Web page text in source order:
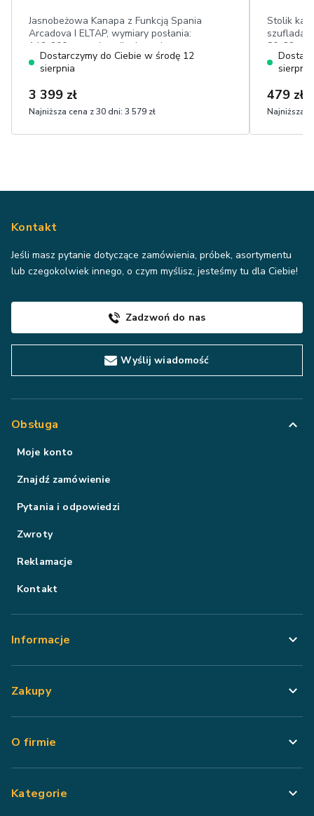
Jasnobeżowa Kanapa z Funkcją Spania
Arcadova I ELTAP, wymiary posłania:
146x200 cm, pojemnik, drewniane
elementy w kolorze buku,przyjemna w
dotyku boucle
Dostarczymy do Ciebie w środę 12
sierpnia
3 399 zł
Najniższa cena z 30 dni: 3 579 zł
Stolik
szufladą,
80x32
sierpnia
479 zł
Najniższa
Kontakt
Jeśli masz pytanie dotyczące zamówienia, próbek, asortymentu
lub czegokolwiek innego, o czym myślisz, jesteśmy tu dla Ciebie!
Zadzwoń do nas
Wyślij wiadomość
Obsługa
Moje konto
Znajdź zamówienie
Pytania i odpowiedzi
Zwroty
Reklamacje
Kontakt
Informacje
Zakupy
O firmie
Kategorie